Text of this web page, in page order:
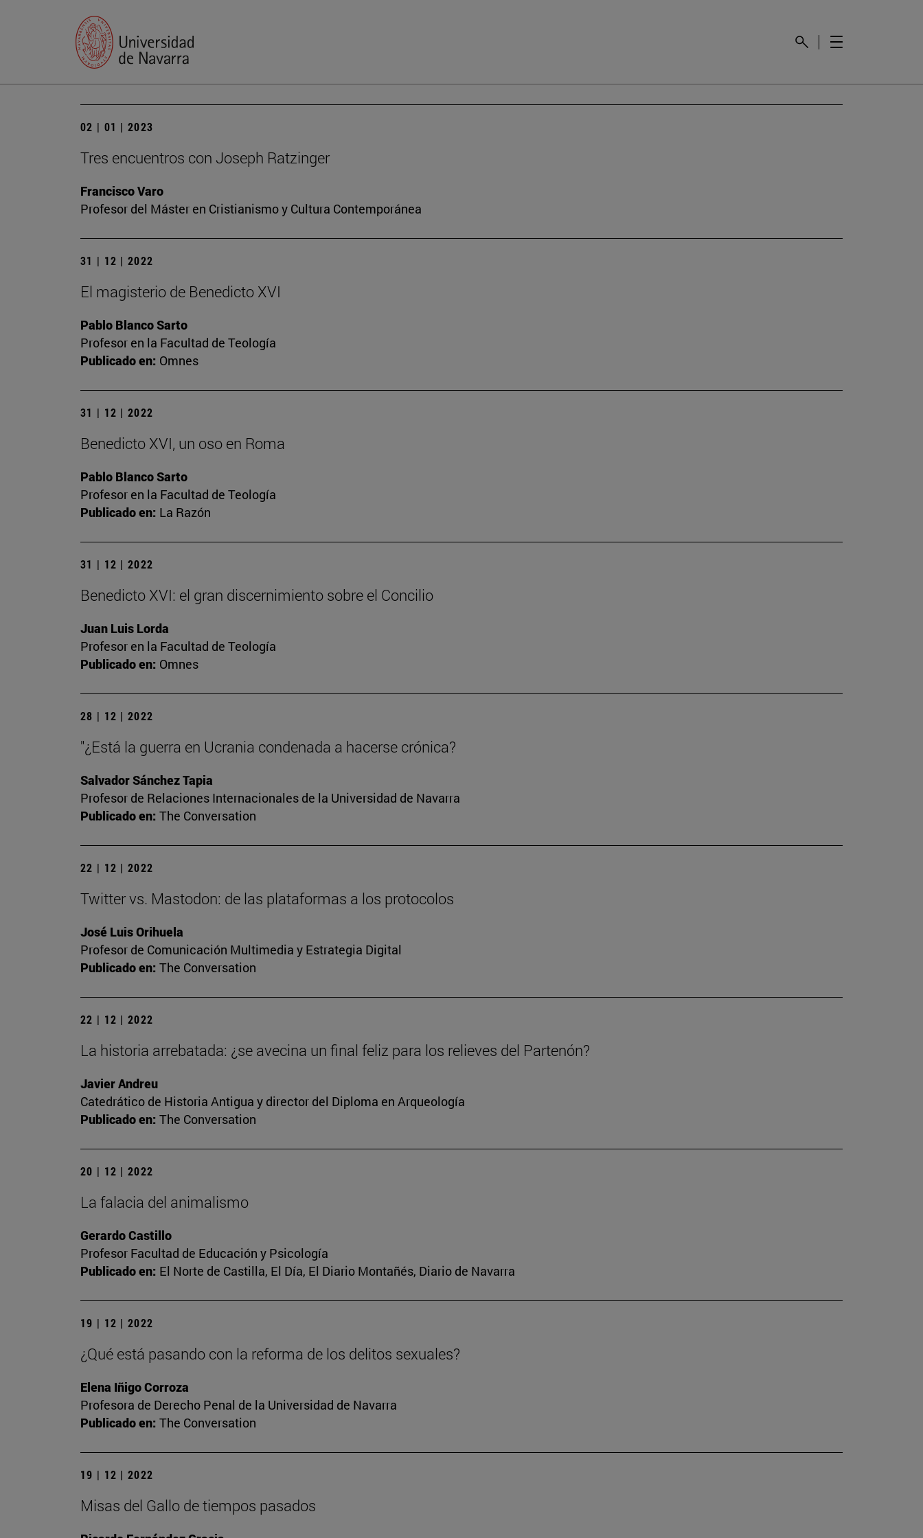
02 | 01 | 2023
Tres encuentros con Joseph Ratzinger
Francisco Varo
Profesor del Máster en Cristianismo y Cultura Contemporánea
31 | 12 | 2022
El magisterio de Benedicto XVI
Pablo Blanco Sarto
Profesor en la Facultad de Teología
Publicado en: Omnes
31 | 12 | 2022
Benedicto XVI, un oso en Roma
Pablo Blanco Sarto
Profesor en la Facultad de Teología
Publicado en: La Razón
31 | 12 | 2022
Benedicto XVI: el gran discernimiento sobre el Concilio
Juan Luis Lorda
Profesor en la Facultad de Teología
Publicado en: Omnes
28 | 12 | 2022
"¿Está la guerra en Ucrania condenada a hacerse crónica?
Salvador Sánchez Tapia
Profesor de Relaciones Internacionales de la Universidad de Navarra
Publicado en: The Conversation
22 | 12 | 2022
Twitter vs. Mastodon: de las plataformas a los protocolos
José Luis Orihuela
Profesor de Comunicación Multimedia y Estrategia Digital
Publicado en: The Conversation
22 | 12 | 2022
La historia arrebatada: ¿se avecina un final feliz para los relieves del Partenón?
Javier Andreu
Catedrático de Historia Antigua y director del Diploma en Arqueología
Publicado en: The Conversation
20 | 12 | 2022
La falacia del animalismo
Gerardo Castillo
Profesor Facultad de Educación y Psicología
Publicado en: El Norte de Castilla, El Día, El Diario Montañés, Diario de Navarra
19 | 12 | 2022
¿Qué está pasando con la reforma de los delitos sexuales?
Elena Iñigo Corroza
Profesora de Derecho Penal de la Universidad de Navarra
Publicado en: The Conversation
19 | 12 | 2022
Misas del Gallo de tiempos pasados